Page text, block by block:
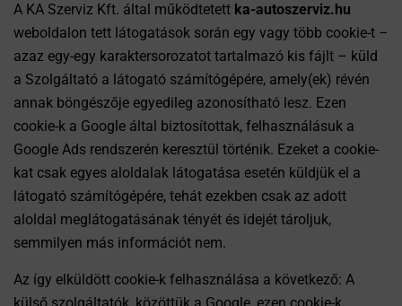
A KA Szerviz Kft. által működtetett ka-autoszerviz.hu
weboldalon tett látogatások során egy vagy több cookie-t –
azaz egy-egy karaktersorozatot tartalmazó kis fájlt – küld
a Szolgáltató a látogató számítógépére, amely(ek) révén
annak böngészője egyedileg azonosítható lesz. Ezen
cookie-k a Google által biztosítottak, felhasználásuk a
Google Ads rendszerén keresztül történik. Ezeket a cookie-
kat csak egyes aloldalak látogatása esetén küldjük el a
látogató számítógépére, tehát ezekben csak az adott
aloldal meglátogatásának tényét és idejét tároljuk,
semmilyen más információt nem.
Az így elküldött cookie-k felhasználása a következő: A